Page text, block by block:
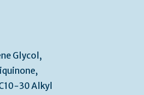
Glycol,
30 Alkyl